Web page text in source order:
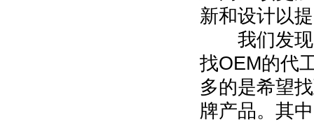
新和设计以
我们发现
找OEM的代
多的是希望
牌产品。其